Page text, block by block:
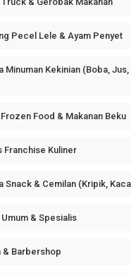
Pecel Lele & Ayam Penyet
Minuman Kekinian (Boba, Jus,
Food & Makanan Beku
Franchise Kuliner
Snack & Cemilan (Kripik,
& Spesialis
& Barbershop